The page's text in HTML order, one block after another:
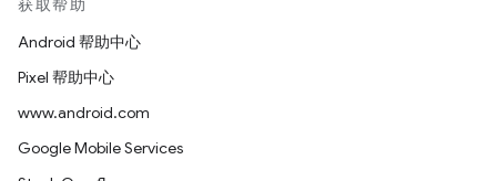
获取帮助
Android 帮助中心
Pixel 帮助中心
www.android.com
Google Mobile Services